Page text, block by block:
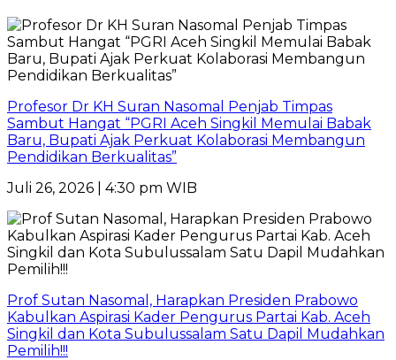
Profesor Dr KH Suran Nasomal Penjab Timpas
Sambut Hangat “PGRI Aceh Singkil Memulai Babak
Baru, Bupati Ajak Perkuat Kolaborasi Membangun
Pendidikan Berkualitas”
Juli 26, 2026 | 4:30 pm WIB
Prof Sutan Nasomal, Harapkan Presiden Prabowo
Kabulkan Aspirasi Kader Pengurus Partai Kab. Aceh
Singkil dan Kota Subulussalam Satu Dapil Mudahkan
Pemilih!!!